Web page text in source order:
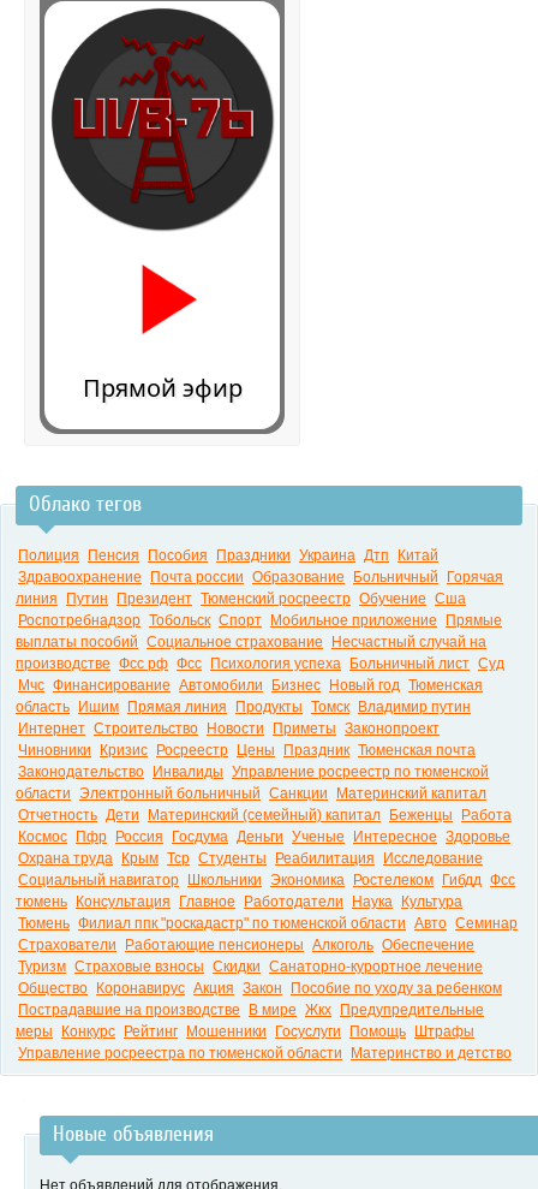
Прямой эфир
Облако тегов
Полиция Пенсия Пособия Праздники Украина Дтп
Китай
Здравоохранение
Почта россии Образование Больничный
Горячая
линия
Путин Президент Тюменский росреестр Обучение Сша
Роспотребнадзор Тобольск Спорт Мобильное приложение
Прямые
выплаты пособий Социальное страхование
Несчастный случай на
производстве Фсс рф Фсс Психология успеха Больничный лист Суд
Мчс Финансирование Автомобили Бизнес Новый год Тюменская
область
Ишим Прямая линия Продукты Томск
Владимир путин
Интернет Строительство Новости Приметы Законопроект
Чиновники
Кризис Росреестр Цены Праздник Тюменская почта
Законодательство
Инвалиды Управление росреестр по тюменской
области Электронный больничный Санкции
Материнский капитал
Отчетность Дети Материнский (семейный) капитал Беженцы
Работа
Космос
Пфр Россия Госдума Деньги Ученые Интересное Здоровье
Охрана труда
Крым Тср Студенты Реабилитация
Исследование
Социальный навигатор
Школьники Экономика Ростелеком Гибдд Фсс
тюмень
Консультация Главное Работодатели Наука
Культура
Тюмень Филиал ппк "роскадастр" по тюменской области Авто Семинар
Страхователи
Работающие пенсионеры Алкоголь Обеспечение
Туризм Страховые взносы Скидки Санаторно-курортное лечение
Общество
Коронавирус Акция Закон
Пособие по уходу за ребенком
Пострадавшие на производстве
В мире Жкх
Предупредительные
меры
Конкурс Рейтинг Мошенники Госуслуги Помощь
Штрафы
Управление росреестра по тюменской области
Материнство и детство
Новые объявления
Нет объявлений для отображения.